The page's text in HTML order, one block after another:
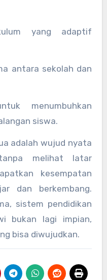
siswa.
adalah wujud nyata
melihat latar
kesempatan
dan berkembang.
sistem pendidikan
bukan lagi impian,
bisa diwujudkan.